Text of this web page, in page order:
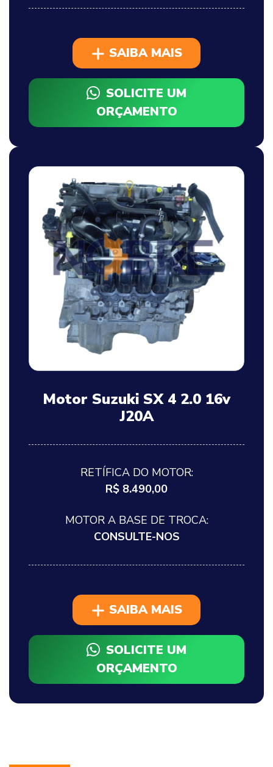
SAIBA MAIS
SOLICITE UM
ORÇAMENTO
Motor Suzuki SX 4 2.0 16v
J20A
RETÍFICA DO MOTOR:
R$ 8.490,00
MOTOR A BASE DE TROCA:
CONSULTE-NOS
SAIBA MAIS
SOLICITE UM
ORÇAMENTO